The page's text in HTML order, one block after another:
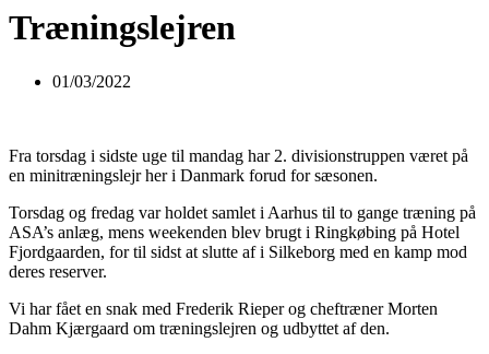
Træningslejren
01/03/2022
Fra torsdag i sidste uge til mandag har 2. divisionstruppen været på
en minitræningslejr her i Danmark forud for sæsonen.
Torsdag og fredag var holdet samlet i Aarhus til to gange træning på
ASA’s anlæg, mens weekenden blev brugt i Ringkøbing på Hotel
Fjordgaarden, for til sidst at slutte af i Silkeborg med en kamp mod
deres reserver.
Vi har fået en snak med Frederik Rieper og cheftræner Morten
Dahm Kjærgaard om træningslejren og udbyttet af den.